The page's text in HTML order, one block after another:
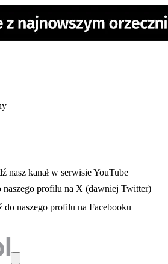
w nowej karcie
się w nowej karcie
nasz kanał w serwisie YouTube
karcie
naszego profilu na X (dawniej Twitter)
się w nowej karcie
do naszego profilu na Facebooku